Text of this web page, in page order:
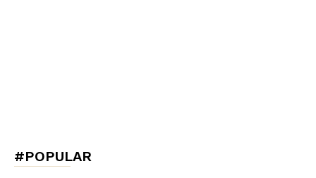
#POPULAR